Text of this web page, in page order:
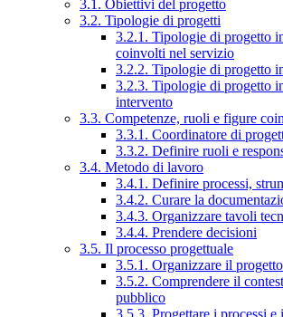
3.1. Obiettivi del progetto
3.2. Tipologie di progetti
3.2.1. Tipologie di progetto
coinvolti nel servizio
3.2.2. Tipologie di progetto
3.2.3. Tipologie di progetto
intervento
3.3. Competenze, ruoli e figure
3.3.1. Coordinatore di
3.3.2. Definire ruoli e
3.4. Metodo di lavoro
3.4.1. Definire processi,
3.4.2. Curare la
3.4.3. Organizzare tavoli
3.4.4. Prendere decisioni
3.5. Il processo progettuale
3.5.1. Organizzare il
3.5.2. Comprendere il
pubblico
3.5.3. Progettare i processi e i